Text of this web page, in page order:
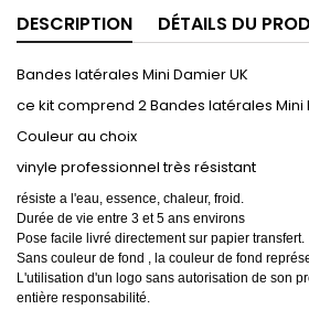
DESCRIPTION DÉTAILS DU
Bandes latérales Mini Damier UK
ce kit comprend 2 Bandes latérales Mini
Couleur au choix
vinyle professionnel très résistant
résiste a l'eau, essence, chaleur, froid.
Durée de vie entre 3 et 5 ans environs
Pose facile livré directement sur papier transfert.
Sans couleur de fond , la couleur de fond
L'utilisation d'un logo sans autorisation de son
entière responsabilité.